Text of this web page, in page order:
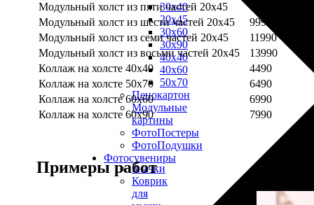
30х40
20х45
30х60
30х90
40х40
40х60
50х70
Пенокартон
Модульные
картины
ФотоПостеры
ФотоПодушки
Фотоcувениры
Значки
Коврик
для
Модульный холст из пяти частей 20х45
7990
Модульный холст из шести частей 20х45
9990
Модульный холст из семи частей 20х45
11990
Модульный холст из восьми частей 20х45
13990
Коллаж на холсте 40х40
4490
Коллаж на холсте 50х70
6490
Коллаж на холсте 60х60
6990
Коллаж на холсте 60х90
7990
Примеры работ